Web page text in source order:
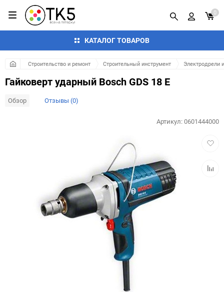
КАТАЛОГ ТОВАРОВ
0
Строительство и ремонт Строительный инструмент Электродрели
Гайковерт ударный Bosch GDS 18 E
Обзор Отзывы (0)
Артикул:0601444000